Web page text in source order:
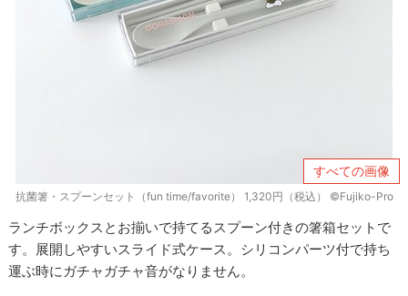
すべての画像
抗菌箸・スプーンセット（fun time/favorite） 1,320円（税込） ©Fujiko-Pro
ランチボックスとお揃いで持てるスプーン付きの箸箱セットで
す。展開しやすいスライド式ケース。シリコンパーツ付で持ち
運ぶ時にガチャガチャ音がなりません。